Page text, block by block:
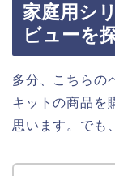
家庭用シ
ビューを
多分、こちらの
キットの商品を
思います。でも